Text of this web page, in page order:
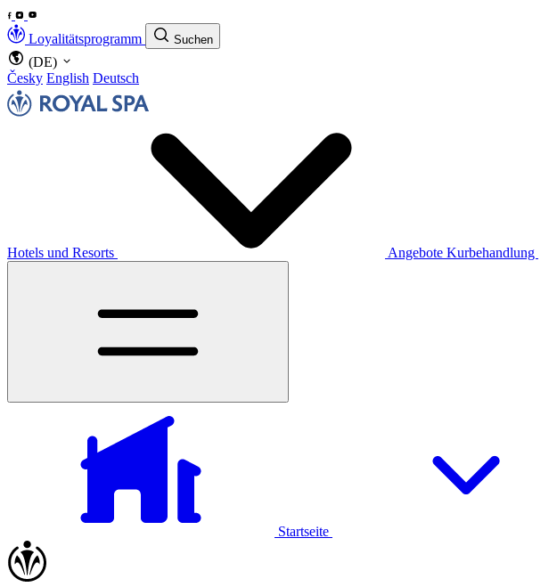
Loyalitätsprogramm Suchen
(DE)
Česky English Deutsch
Hotels und Resorts Angebote Kurbehandlung
Startseite